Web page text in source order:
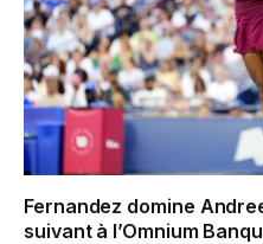
Fernandez domine
suivant à l’Omnium